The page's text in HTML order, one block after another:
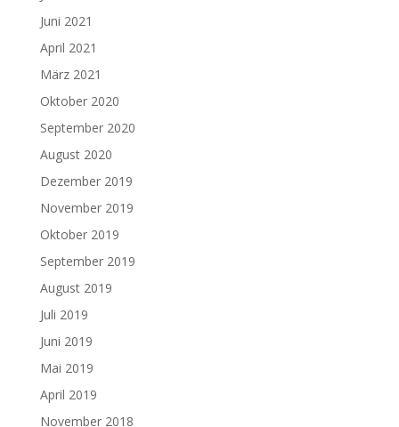
Juni 2021
April 2021
März 2021
Oktober 2020
September 2020
August 2020
Dezember 2019
November 2019
Oktober 2019
September 2019
August 2019
Juli 2019
Juni 2019
Mai 2019
April 2019
November 2018